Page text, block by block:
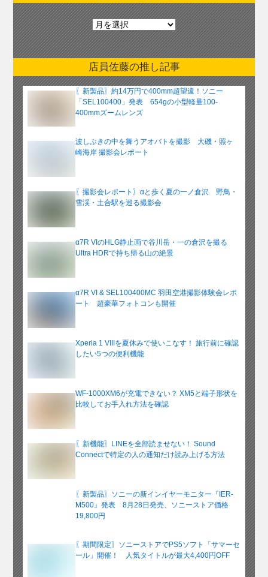
月
別
ア
ー
カ
イ
ブ
店員佐藤の推し記事
〖新製品〗約14万円で400mm超望遠！ソニー
「SEL100400」発表 654gの小型軽量100-
400mmズームレンズ
波しぶきの中を舞うアオバトを撮影 大磯・照ヶ
崎海岸 撮影会レポート
〖撮影会レポート〗αと歩く夏の一ノ倉沢 野鳥・
雪渓・土合駅を巡る撮影会
α7R VIのHLG静止画で谷川岳・一の倉沢を撮る
Ultra HDRで持ち帰る山の絶景
α7R VI & SEL100400MC 羽田空港撮影体験会レポ
ート 超豪華フォトコンも開催
Xperia 1 VIIIを夏休みで使いこなす！ 旅行前に確認
したい5つの便利機能
WF-1000XM6が充電できない？ XM5と端子形状を
比較してお手入れ方法を確認
〖新機能〗LINEを全部読ませない！ Sound
Connectで特定の人の通知だけ読み上げる方法
〖新製品〗ソニーの新インイヤーモニター『IER-
M500』発表 8月28日発売、ソニーストア価格
19,800円
〖期間限定〗ソニーストアでPS5ソフト「サマーセ
ール」開催！ 人気タイトルが最大4,400円OFF